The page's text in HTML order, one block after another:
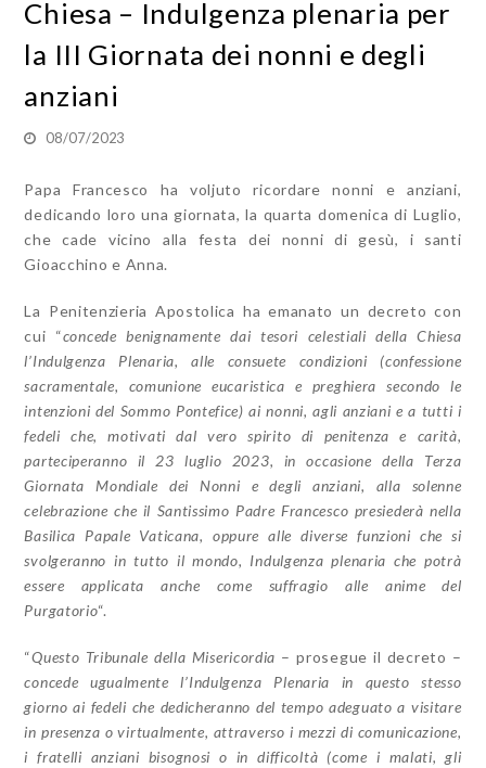
Chiesa – Indulgenza plenaria per
la III Giornata dei nonni e degli
anziani
08/07/2023
Papa Francesco ha voljuto ricordare nonni e anziani,
dedicando loro una giornata, la quarta domenica di Luglio,
che cade vicino alla festa dei nonni di gesù, i santi
Gioacchino e Anna.
La Penitenzieria Apostolica ha emanato un decreto con
cui “concede benignamente dai tesori celestiali della Chiesa
l’Indulgenza Plenaria, alle consuete condizioni (confessione
sacramentale, comunione eucaristica e preghiera secondo le
intenzioni del Sommo Pontefice) ai nonni, agli anziani e a tutti i
fedeli che, motivati dal vero spirito di penitenza e carità,
parteciperanno il 23 luglio 2023, in occasione della Terza
Giornata Mondiale dei Nonni e degli anziani, alla solenne
celebrazione che il Santissimo Padre Francesco presiederà nella
Basilica Papale Vaticana, oppure alle diverse funzioni che si
svolgeranno in tutto il mondo, Indulgenza plenaria che potrà
essere applicata anche come suffragio alle anime del
Purgatorio“.
“Questo Tribunale della Misericordia – prosegue il decreto –
concede ugualmente l’Indulgenza Plenaria in questo stesso
giorno ai fedeli che dedicheranno del tempo adeguato a visitare
in presenza o virtualmente, attraverso i mezzi di comunicazione,
i fratelli anziani bisognosi o in difficoltà (come i malati, gli